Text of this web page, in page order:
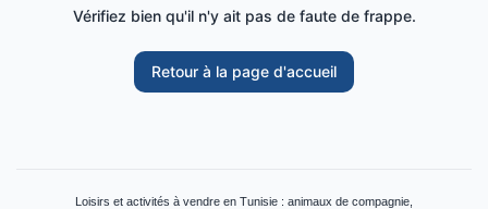
Vérifiez bien qu'il n'y ait pas de faute de frappe.
Retour à la page d'accueil
Loisirs et activités à vendre en Tunisie : animaux de compagnie,